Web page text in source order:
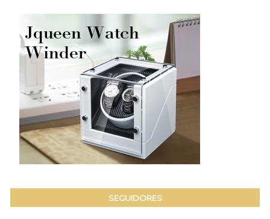
SEGUIDORES